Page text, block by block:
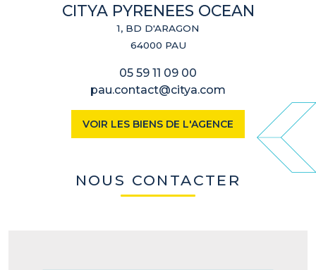
CITYA PYRENEES OCEAN
1, BD D'ARAGON
64000 PAU
05 59 11 09 00
pau.contact@citya.com
VOIR LES BIENS DE L'AGENCE
NOUS CONTACTER